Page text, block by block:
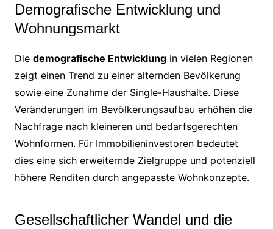
Demografische Entwicklung und
Wohnungsmarkt
Die demografische Entwicklungin vielen Regionen
zeigt einen Trend zu einer alternden Bevölkerung
sowie eine Zunahme der Single-Haushalte. Diese
Veränderungen im Bevölkerungsaufbau erhöhen die
Nachfrage nach kleineren und bedarfsgerechten
Wohnformen. Für Immobilieninvestoren bedeutet
dies eine sich erweiternde Zielgruppe und potenziell
höhere Renditen durch angepasste Wohnkonzepte.
Gesellschaftlicher Wandel und die